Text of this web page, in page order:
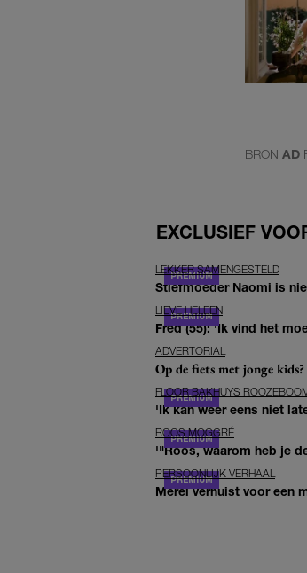
BRON AD
EXCLUSIEF
LEKKER SAMENGESTELD
Stiefmoeder Naomi is
LIEVE HELEEN
Fred (55): 'Ik vind het
ADVERTORIAL
Op de fiets met jonge
FLOOR BAKHUYS
'Ik kan weer eens niet
ROOS MOGGRÉ
'"Roos, waarom heb je
PERSOONLIJK VERHAAL
Merel verhuist voor een